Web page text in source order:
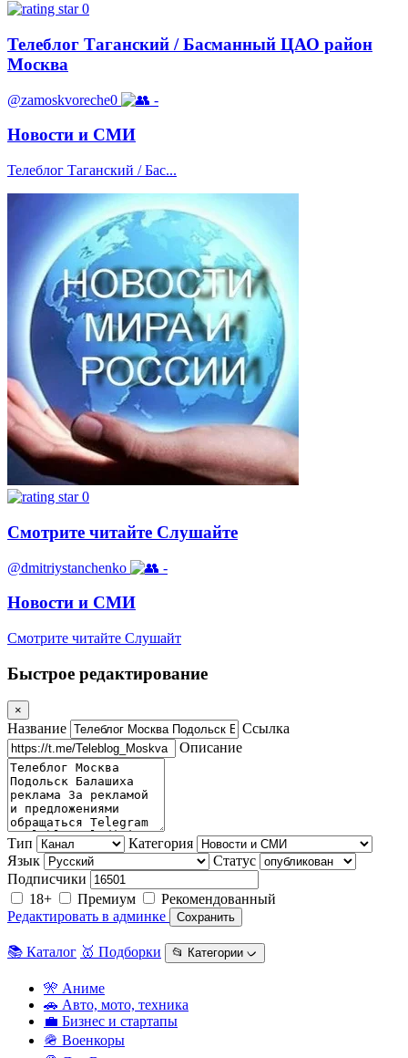
0
Телеблог Таганский / Басманный ЦАО район
Москва
@zamoskvoreche0 -
Новости и СМИ
Телеблог Таганский / Бас...
0
Смотрите читайте Слушайте
@dmitriystanchenko -
Новости и СМИ
Смотрите читайте Слушайт
Быстрое редактирование
×
Название
Ссылка
Описание
Тип
Категория
Язык
Статус
Подписчики
18+
Премиум
Рекомендованный
Редактировать в админке
Сохранить
📚 Каталог 🥇 Подборки 📂 Категории ᨆ
🎌 Аниме
🚗 Авто, мото, техника
💼 Бизнес и стартапы
🪖 Военкоры